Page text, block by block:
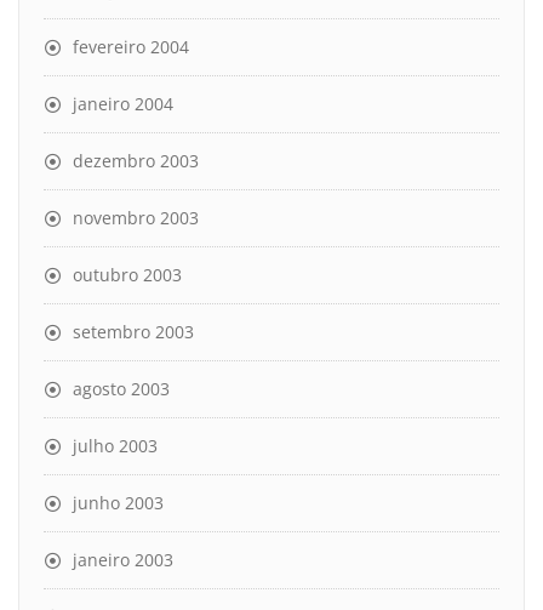
fevereiro 2004
janeiro 2004
dezembro 2003
novembro 2003
outubro 2003
setembro 2003
agosto 2003
julho 2003
junho 2003
janeiro 2003